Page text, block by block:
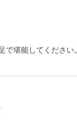
堪能してください。